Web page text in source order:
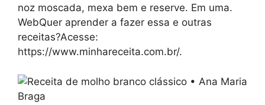
noz moscada, mexa bem e reserve. Em uma.
WebQuer aprender a fazer essa e outras
receitas?Acesse:
https://www.minhareceita.com.br/.